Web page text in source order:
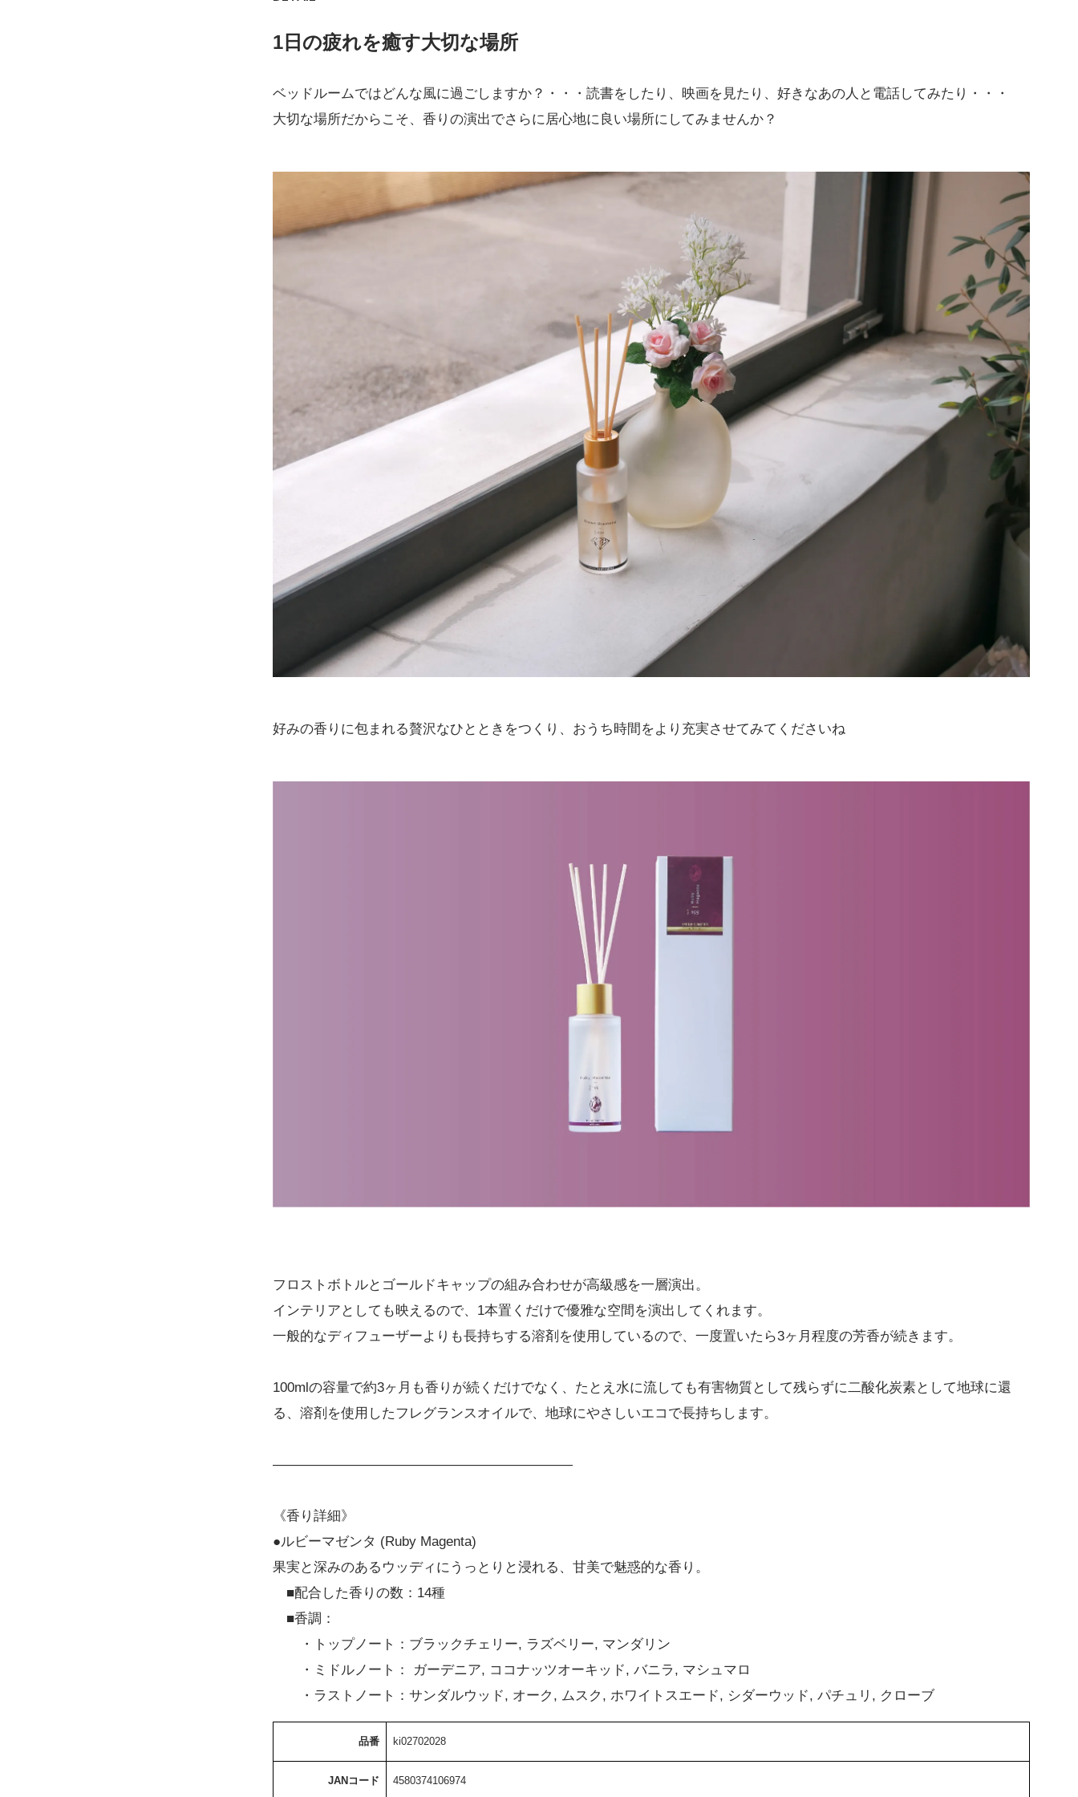
1日の疲れを癒す大切な場所
ベッドルームではどんな風に過ごしますか？・・・読書をしたり、映画を見たり、好きなあの人と電話してみたり・・・
大切な場所だからこそ、香りの演出でさらに居心地に良い場所にしてみませんか？
好みの香りに包まれる贅沢なひとときをつくり、おうち時間をより充実させてみてくださいね
フロストボトルとゴールドキャップの組み合わせが高級感を一層演出。
インテリアとしても映えるので、1本置くだけで優雅な空間を演出してくれます。
一般的なディフューザーよりも長持ちする溶剤を使用しているので、一度置いたら3ヶ月程度の芳香が続きます。
100mlの容量で約3ヶ月も香りが続くだけでなく、たとえ水に流しても有害物質として残らずに二酸化炭素として地球に還
る、溶剤を使用したフレグランスオイルで、地球にやさしいエコで長持ちします。
――――――――――――――――――――――
《香り詳細》
●ルビーマゼンタ (Ruby Magenta)
果実と深みのあるウッディにうっとりと浸れる、甘美で魅惑的な香り。
■配合した香りの数：14種
■香調：
・トップノート：ブラックチェリー, ラズベリー, マンダリン
・ミドルノート： ガーデニア, ココナッツオーキッド, バニラ, マシュマロ
・ラストノート：サンダルウッド, オーク, ムスク, ホワイトスエード, シダーウッド, パチュリ, クローブ
品番 ki02702028
JANコード 4580374106974